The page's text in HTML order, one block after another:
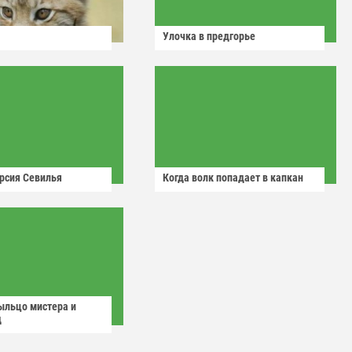
Улочка в предгорье
Севилья Когда волк попадает в капкан
мистера и